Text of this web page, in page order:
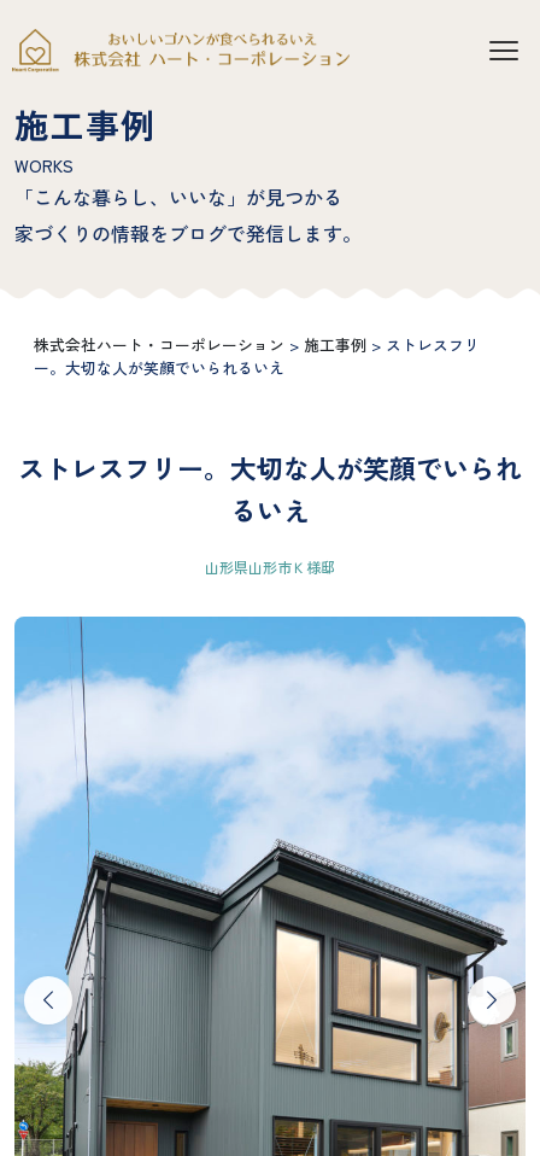
施工事例
WORKS
「こんな暮らし、いいな」が見つかる
家づくりの情報をブログで発信します。
株式会社ハート・コーポレーション > 施工事例 > ストレスフリ
ー。大切な人が笑顔でいられるいえ
ス ト レスフ リ ー。 大切な人が笑顔でいられ
るいえ
山形県山形市Ｋ様邸